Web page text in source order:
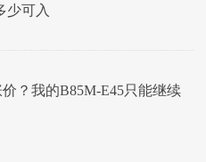
少可入
？我的B85M-E45只能继续